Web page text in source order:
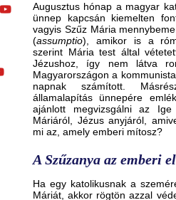
Augusztus hónap a magyar
ünnep kapcsán kiemelten
vagyis Szűz Mária
(assumptio), amikor is a
szerint Mária test által
Jézushoz, így nem látva
Magyarországon a
napnak számított.
államalapítás ünnepére
ajánlott megvizsgálni az
Máriáról, Jézus anyjáról,
mi az, amely emberi mítosz?
A Szűzanya az emberi
Ha egy katolikusnak a
Máriát, akkor rögtön azzal